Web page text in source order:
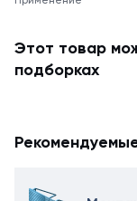
Этот товар
подборках